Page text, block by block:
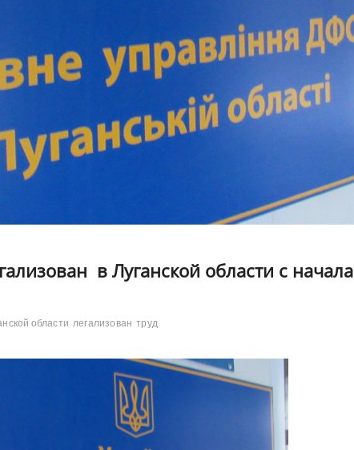
в Луганской области с начала
области легализован труд